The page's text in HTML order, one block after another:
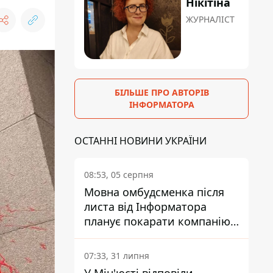
ЖУРНАЛІСТ
БІЛЬШЕ ПРО АВТОРІВ
ІНФОРМАТОРА
ОСТАННІ НОВИНИ УКРАЇНИ
08:53, 05 серпня
Мовна омбудсменка після
листа від Інформатора
планує покарати компанію-
підрядника ПриватБанку
07:33, 31 липня